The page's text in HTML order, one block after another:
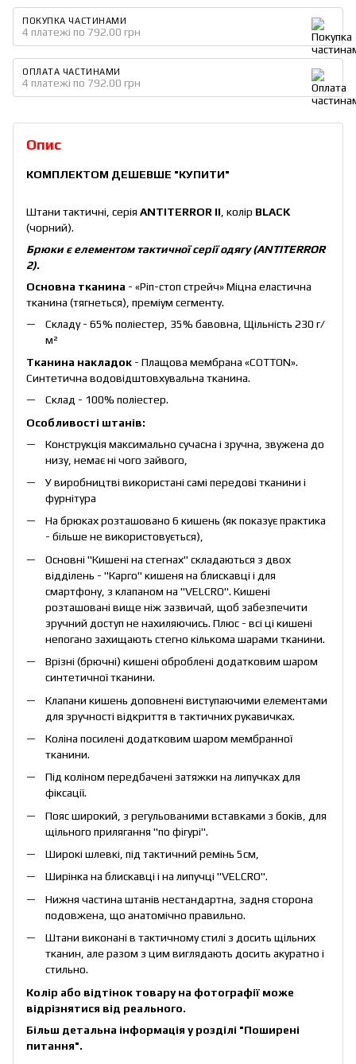
ПОКУПКА ЧАСТИНАМИ
4 платежі по 792.00 грн
ОПЛАТА ЧАСТИНАМИ
4 платежі по 792.00 грн
Опис
КОМПЛЕКТОМ ДЕШЕВШЕ "КУПИТИ"
Штани тактичні, серія ANTITERROR II , колір BLACK
(чорний).
Брюки є елементом тактичної серії одягу (ANTITERROR
2).
Основна тканина - «Ріп-стоп стрейч» Міцна еластична
тканина (тягнеться), преміум сегменту.
Складу - 65% поліестер, 35% бавовна, Щільність 230 г/
м²
Тканина накладок - Плащова мембрана «COTTON».
Синтетична водовідштовхувальна тканина.
Склад - 100% поліестер.
Особливості штанів:
Конструкція максимально сучасна і зручна, звужена до
низу, немає ні чого зайвого,
У виробництві використані самі передові тканини і
фурнітура
На брюках розташовано 6 кишень (як показує практика
- більше не використовується),
Основні "Кишені на стегнах" складаються з двох
відділень - "Карго" кишеня на блискавці і для
смартфону, з клапаном на "VELСRO". Кишені
розташовані вище ніж зазвичай, щоб забезпечити
зручний доступ не нахиляючись. Плюс - всі ці кишені
непогано захищають стегно кількома шарами тканини.
Врізні (брючні) кишені оброблені додатковим шаром
синтетичної тканини.
Клапани кишень доповнені виступаючими елементами
для зручності відкриття в тактичних рукавичках.
Коліна посилені додатковим шаром мембранної
тканини.
Під коліном передбачені затяжки на липучках для
фіксації.
Пояс широкий, з регульованими вставками з боків, для
щільного прилягання "по фігурі".
Широкі шлевкі, під тактичний ремінь 5см,
Ширінка на блискавці і на липучці "VELСRO".
Нижня частина штанів нестандартна, задня сторона
подовжена, що анатомічно правильно.
Штани виконані в тактичному стилі з досить щільних
тканин, але разом з цим виглядають досить акуратно і
стильно.
Колір або відтінок товару на фотографії може
відрізнятися від реального.
Більш детальна інформація у розділі "Поширені
питання".